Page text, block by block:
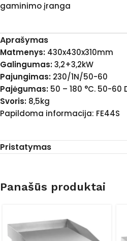
gaminimo įranga
Aprašymas
Matmenys: 430x430x310mm
Galingumas:3,2+3,2kW
Pajungimas: 230/1N/50-60
Pajėgumas: 50 – 180 °C. 50-60
Svoris: 8,5kg
Papildoma informacija: FE44S
Pristatymas
Panašūs produktai